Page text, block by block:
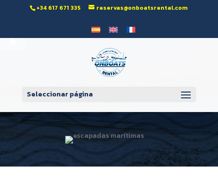
Abrir barra de herramientas
‭+34 617 671 335‬ reservas@onboatsrental.com
Seleccionar página